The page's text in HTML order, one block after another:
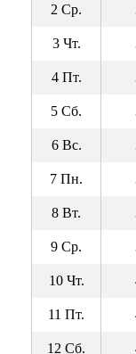
2 Ср.
3 Чт.
4 Пт.
5 Сб.
6 Вс.
7 Пн.
8 Вт.
9 Ср.
10 Чт.
11 Пт.
12 Сб.